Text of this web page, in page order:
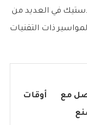
في العديد من
ذات التقنيات
مع
أوقات